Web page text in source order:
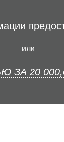
или
ЗА 20